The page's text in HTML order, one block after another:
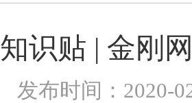
知识贴 | 金刚
发布时间：2020-